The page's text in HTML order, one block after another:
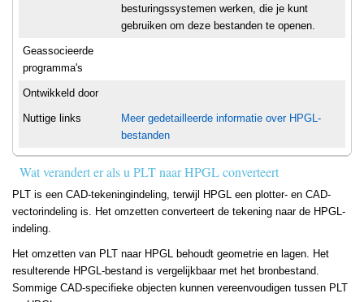
besturingssystemen werken, die je kunt
gebruiken om deze bestanden te openen.
Geassocieerde
programma's
Ontwikkeld door
Nuttige links
Meer gedetailleerde informatie over HPGL-
bestanden
Wat verandert er als u PLT naar HPGL converteert
PLT is een CAD-tekeningindeling, terwijl HPGL een plotter- en CAD-
vectorindeling is. Het omzetten converteert de tekening naar de HPGL-
indeling.
Het omzetten van PLT naar HPGL behoudt geometrie en lagen. Het
resulterende HPGL-bestand is vergelijkbaar met het bronbestand.
Sommige CAD-specifieke objecten kunnen vereenvoudigen tussen PLT